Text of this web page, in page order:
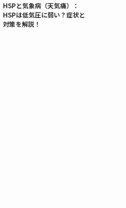
HSPと気象病（天気痛）：
HSPは低気圧に弱い？症状と
対策を解説！